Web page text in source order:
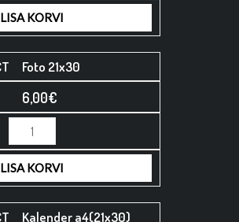
LISA KORVI
Foto 21x30
6,00€
LISA KORVI
Kalender a4(21x30)